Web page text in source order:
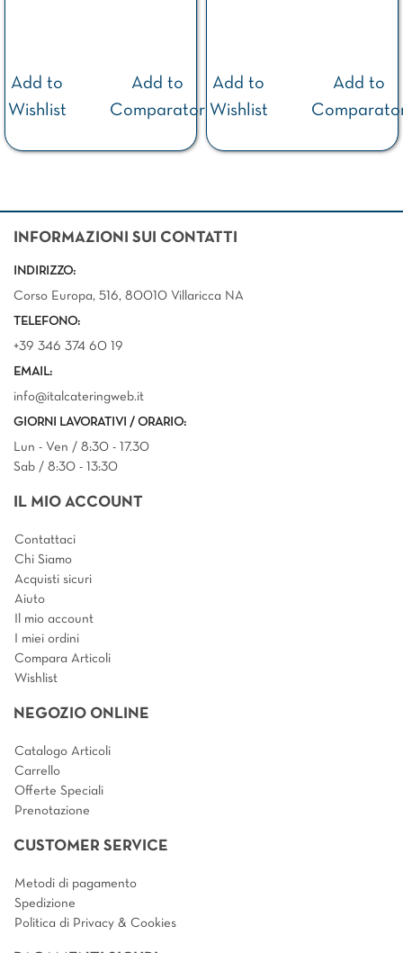
Add to
Wishlist
Add to
Comparator
Add to
Wishlist
Add to
INFORMAZIONI SUI CONTATTI
INDIRIZZO:
Corso Europa, 516, 80010 Villaricca NA
TELEFONO:
+39 346 374 60 19
EMAIL:
info@italcateringweb.it
GIORNI LAVORATIVI / ORARIO:
Lun - Ven / 8:30 - 17.30
Sab / 8:30 - 13:30
IL MIO ACCOUNT
Contattaci
Chi Siamo
Acquisti sicuri
Aiuto
Il mio account
I miei ordini
Compara Articoli
Wishlist
NEGOZIO ONLINE
Catalogo Articoli
Carrello
Offerte Speciali
Prenotazione
CUSTOMER SERVICE
Metodi di pagamento
Spedizione
Politica di Privacy & Cookies